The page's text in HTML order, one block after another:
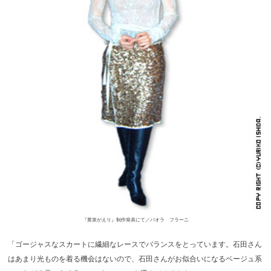
『黄泉がえり』制作発表にて／パオラ フラーニ
「ゴージャスなスカートに繊細なレースでバランスをとっています。石田さん
はあまり光ものを着る機会はないので、石田さんがお似合いになるベージュ系